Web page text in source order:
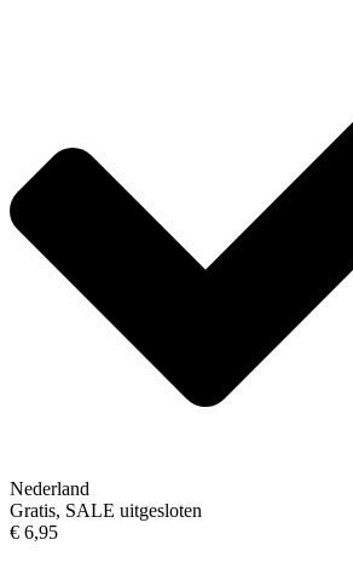
Nederland
Gratis, SALE uitgesloten
€ 6,95